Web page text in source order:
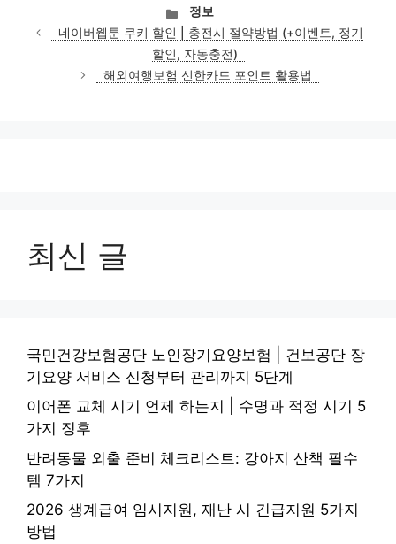
카
테
고
리
정보
네이버웹툰 쿠키 할인 | 충전시 절약방법 (+이벤트, 정기
할인, 자동충전)
해외여행보험 신한카드 포인트 활용법
최신 글
국민건강보험공단 노인장기요양보험 | 건보공단 장
기요양 서비스 신청부터 관리까지 5단계
이어폰 교체 시기 언제 하는지 | 수명과 적정 시기 5
가지 징후
반려동물 외출 준비 체크리스트: 강아지 산책 필수
템 7가지
2026 생계급여 임시지원, 재난 시 긴급지원 5가지
방법